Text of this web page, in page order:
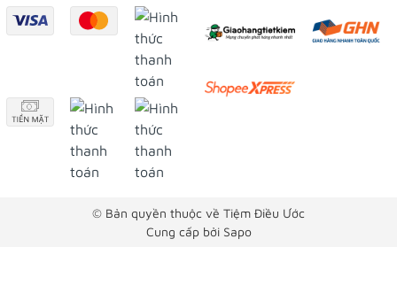
© Bản quyền thuộc về Tiệm Điều Ước
Cung cấp bởi Sapo